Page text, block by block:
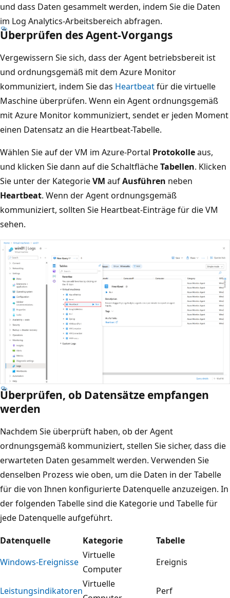
und dass Daten gesammelt werden, indem Sie die Daten
im Log Analytics-Arbeitsbereich abfragen.
Überprüfen des Agent-Vorgangs
Vergewissern Sie sich, dass der Agent betriebsbereit ist
und ordnungsgemäß mit dem Azure Monitor
kommuniziert, indem Sie das Heartbeatfür die virtuelle
Maschine überprüfen. Wenn ein Agent ordnungsgemäß
mit Azure Monitor kommuniziert, sendet er jeden Moment
einen Datensatz an die Heartbeat-Tabelle.
Wählen Sie auf der VM im Azure-Portal Protokolleaus,
und klicken Sie dann auf die SchaltflächeTabellen. Klicken
Sie unter der KategorieVM aufAusführen neben
Heartbeat. Wenn der Agent ordnungsgemäß
kommuniziert, sollten Sie Heartbeat-Einträge für die VM
sehen.
Überprüfen, ob Datensätze empfangen
werden
Nachdem Sie überprüft haben, ob der Agent
ordnungsgemäß kommuniziert, stellen Sie sicher, dass die
erwarteten Daten gesammelt werden. Verwenden Sie
denselben Prozess wie oben, um die Daten in der Tabelle
für die von Ihnen konfigurierte Datenquelle anzuzeigen. In
der folgenden Tabelle sind die Kategorie und Tabelle für
jede Datenquelle aufgeführt.
Datenquelle
Kategorie
Tabelle
Windows-Ereignisse
Virtuelle
Computer
Ereignis
Leistungsindikatoren
Virtuelle
Perf